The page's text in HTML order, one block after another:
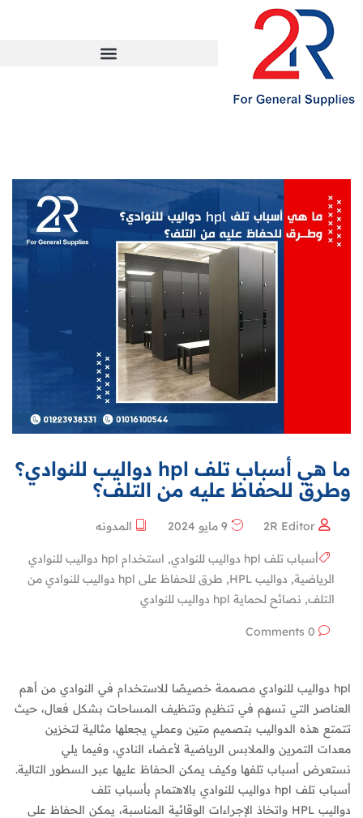
ما هي أسباب تلف hpl دواليب للنوادي؟
وطرق للحفاظ عليه من التلف؟
2R Editor المدونه
أسباب تلف hpl دواليب للنوادي ,
استخدام hpl دواليب للنوادي
الرياضية, دواليب HPL ,
طرق للحفاظ على hpl دواليب للنوادي من
التلف, نصائح لحماية hpl دواليب للنوادي
hpl دواليب للنوادي مصممة خصيصًا للاستخدام في النوادي من أهم
العناصر التي تسهم في تنظيم وتنظيف المساحات بشكل فعال، حيث
تتمتع هذه الدواليب بتصميم متين وعملي يجعلها مثالية لتخزين
معدات التمرين والملابس الرياضية لأعضاء النادي، وفيما يلي
نستعرض أسباب تلفها وكيف يمكن الحفاظ عليها عبر السطور التالية.
أسباب تلف hpl دواليب للنوادي بالاهتمام بأسباب تلف
دواليب HPL واتخاذ الإجراءات الوقائية المناسبة، يمكن الحفاظ على